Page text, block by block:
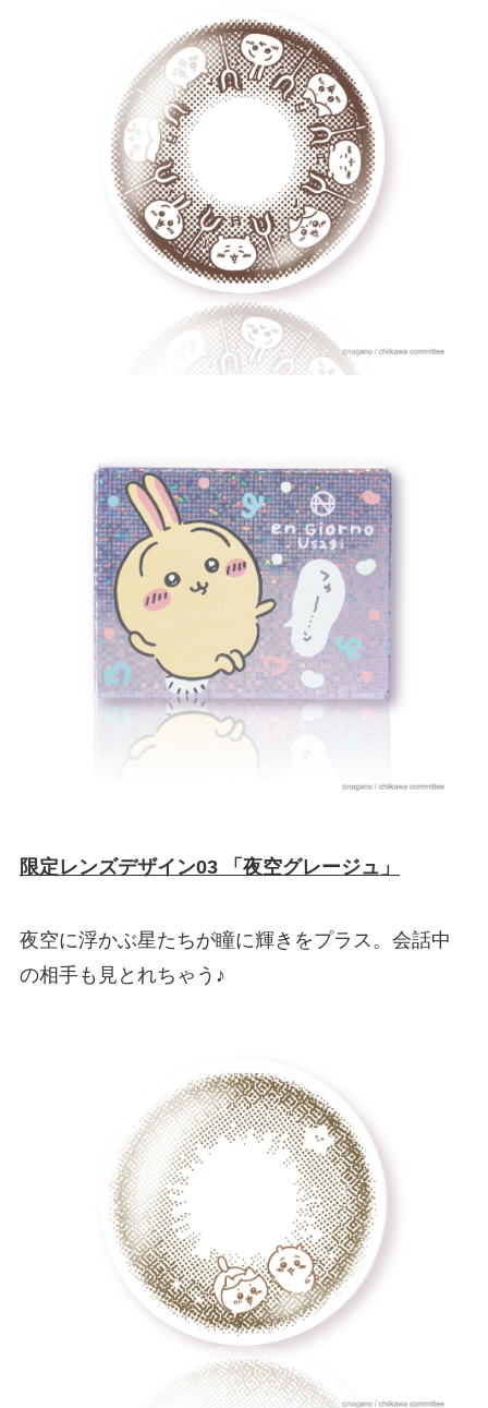
限定レンズデザイン03 「夜空グレージュ」
夜空に浮かぶ星たちが瞳に輝きをプラス。会話中
の相⼿も⾒とれちゃう♪